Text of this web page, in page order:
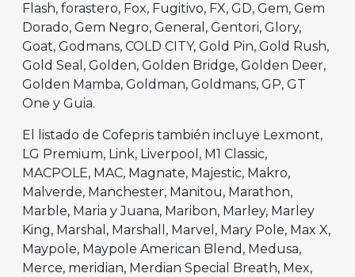
Flash, forastero, Fox, Fugitivo, FX, GD, Gem, Gem
Dorado, Gem Negro, General, Gentori, Glory,
Goat, Godmans, COLD CITY, Gold Pin, Gold Rush,
Gold Seal, Golden, Golden Bridge, Golden Deer,
Golden Mamba, Goldman, Goldmans, GP, GT
One y Guia.
El listado de Cofepris también incluye Lexmont,
LG Premium, Link, Liverpool, M1 Classic,
MACPOLE, MAC, Magnate, Majestic, Makro,
Malverde, Manchester, Manitou, Marathon,
Marble, Maria y Juana, Maribon, Marley, Marley
King, Marshal, Marshall, Marvel, Mary Pole, Max X,
Maypole, Maypole American Blend, Medusa,
Merce, meridian, Merdian Special Breath, Mex,